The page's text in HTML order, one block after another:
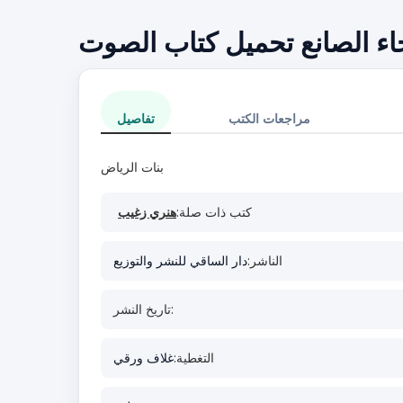
الصانع تحميل كتاب الصوت
تفاصيل مراجعات الكتب
بنات الرياض
كتب ذات صلة:هنري زغيب
الناشر:دار الساقي للنشر والتوزيع
تاريخ النشر:
التغطية:غلاف ورقي